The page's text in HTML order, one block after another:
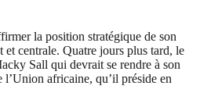
la position stratégique de son
et centrale. Quatre jours plus tard, le
Sall qui devrait se rendre à son
africaine, qu’il préside en